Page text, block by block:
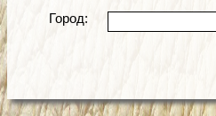
Город: